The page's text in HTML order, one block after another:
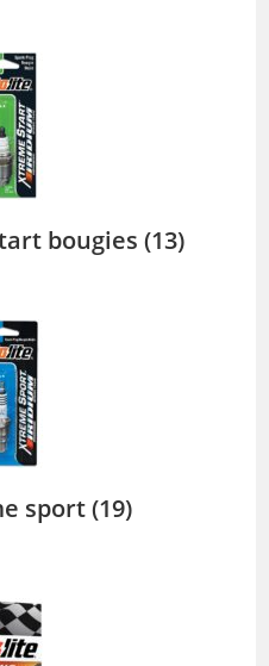
bougies (13)
sport(19)